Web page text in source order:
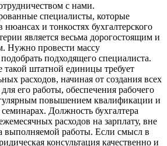
с нами.
специалисты, которые
нюансах и тонкостях бухгалтерского
является весьма дорогостоящим и
Нужно провести массу
подходящего специалиста.
такой штатной единицы требует
расходов, начиная от создания всех
его работы, обеспечения рабочего
повышением квалификации и
Должность бухгалтера
расходов на зарплату, вне
выполняемой работы. Если смысл в
консультация качественно и